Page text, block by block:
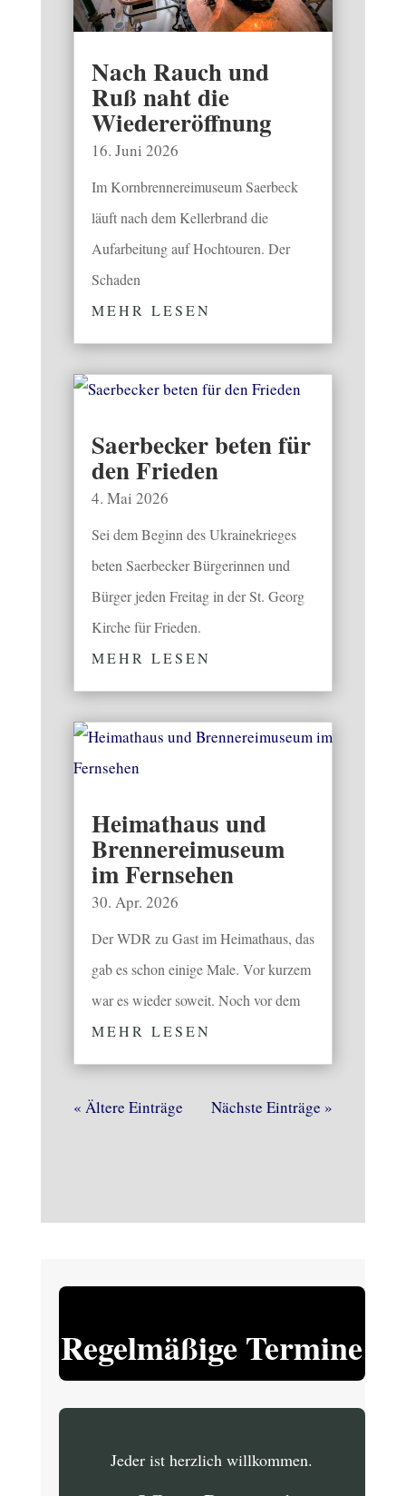
Nach Rauch und
Ruß naht die
Wiedereröffnung
16. Juni 2026
Im Kornbrennereimuseum Saerbeck
läuft nach dem Kellerbrand die
Aufarbeitung auf Hochtouren. Der
Schaden
MEHR LESEN
Saerbecker beten für
den Frieden
4. Mai 2026
Sei dem Beginn des Ukrainekrieges
beten Saerbecker Bürgerinnen und
Bürger jeden Freitag in der St. Georg
Kirche für Frieden.
MEHR LESEN
Heimathaus und
Brennereimuseum
im Fernsehen
30. Apr. 2026
Der WDR zu Gast im Heimathaus, das
gab es schon einige Male. Vor kurzem
war es wieder soweit. Noch vor dem
MEHR LESEN
« Ältere Einträge Nächste Einträge »
Regelmäßige Termine
Jeder ist herzlich willkommen.